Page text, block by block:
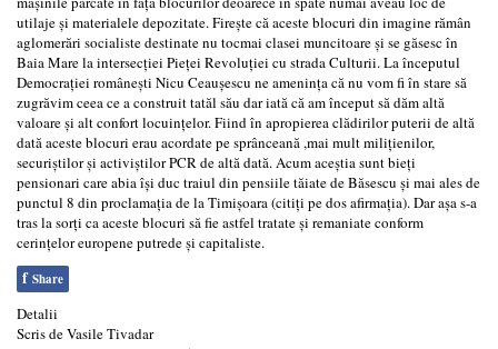
utilaje şi materialele depozitate. Fireşte că aceste blocuri din imagine rămân
aglomerări socialiste destinate nu tocmai clasei muncitoare şi se găsesc în
Baia Mare la intersecţiei Pieţei Revoluţiei cu strada Culturii. La începutul
Democraţiei româneşti Nicu Ceauşescu ne ameninţa că nu vom fi în stare să
zugrăvim ceea ce a construit tatăl său dar iată că am început să dăm altă
valoare şi alt confort locuinţelor. Fiind în apropierea clădirilor puterii de altă
dată aceste blocuri erau acordate pe sprânceană ,mai mult miliţienilor,
securiştilor şi activiştilor PCR de altă dată. Acum aceştia sunt bieţi
pensionari care abia îşi duc traiul din pensiile tăiate de Băsescu şi mai ales de
punctul 8 din proclamaţia de la Timişoara (citiţi pe dos afirmaţia). Dar aşa s-a
tras la sorţi ca aceste blocuri să fie astfel tratate şi remaniate conform
cerinţelor europene putrede şi capitaliste.
f Share
Detalii
Scris deVasile Tivadar